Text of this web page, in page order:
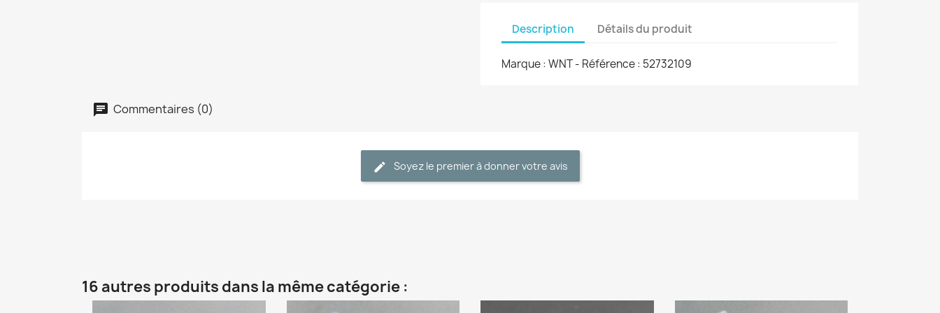
Description Détails du produit
Marque : WNT - Référence : 52732109
Commentaires (0)
Soyez le premier à donner votre avis
16 autres produits dans la même catégorie :